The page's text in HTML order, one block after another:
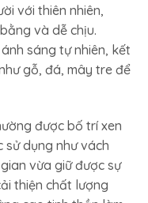
với thiên nhiên,
và dễ chịu.
sáng tự nhiên, kết
gỗ, đá, mây tre để
được bố trí xen
sử dụng như vách
vừa giữ được sự
thiện chất lượng